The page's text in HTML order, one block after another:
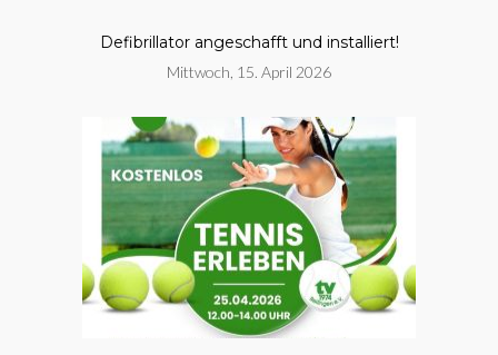
Defibrillator angeschafft und installiert!
Mittwoch, 15. April 2026